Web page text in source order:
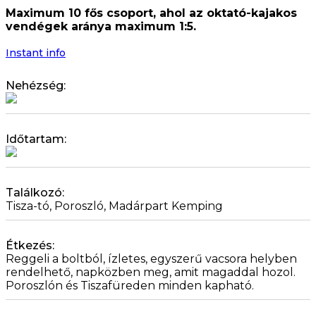
Maximum 10 fős csoport, ahol az oktató-kajakos
vendégek aránya maximum 1:5.
Instant info
Nehézség:
Időtartam:
Találkozó:
Tisza-tó, Poroszló, Madárpart Kemping
Étkezés:
Reggeli a boltból, ízletes, egyszerű vacsora helyben
rendelhető, napközben meg, amit magaddal hozol.
Poroszlón és Tiszafüreden minden kapható.